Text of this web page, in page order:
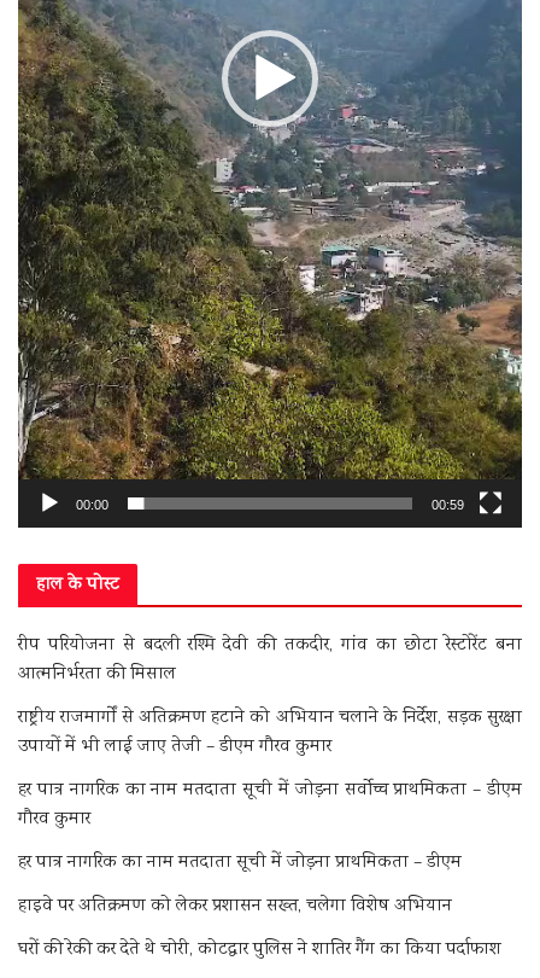
00:00 00:59
हाल के पोस्ट
रीप परियोजना से बदली रश्मि देवी की तकदीर, गांव का छोटा रेस्टोरेंट बना
आत्मनिर्भरता की मिसाल
राष्ट्रीय राजमार्गों से अतिक्रमण हटाने को अभियान चलाने के निर्देश, सड़क सुरक्षा
उपायों में भी लाई जाए तेजी – डीएम गौरव कुमार
हर पात्र नागरिक का नाम मतदाता सूची में जोड़ना सर्वोच्च प्राथमिकता – डीएम
गौरव कुमार
हर पात्र नागरिक का नाम मतदाता सूची में जोड़ना प्राथमिकता – डीएम
हाइवे पर अतिक्रमण को लेकर प्रशासन सख्त, चलेगा विशेष अभियान
घरों की रेकी कर देते थे चोरी, कोटद्वार पुलिस ने शातिर गैंग का किया पर्दाफाश